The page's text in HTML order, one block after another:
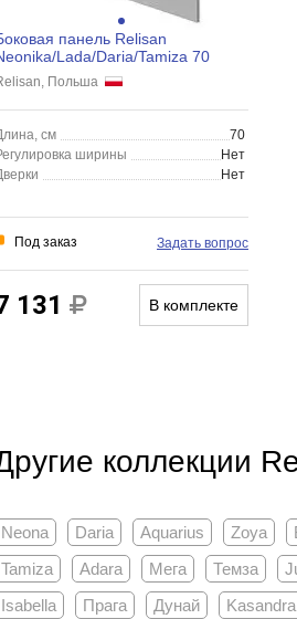
панель Relisan
Lada/Daria/Tamiza 70
Польша
см
70
ширины
Нет
Нет
Под заказ Задать вопрос
131 В комплекте
коллекции
Neona Daria Aquarius Zoya
Tamiza
Adara Мега Темза
Isabella
Прага Дунай Kasandra